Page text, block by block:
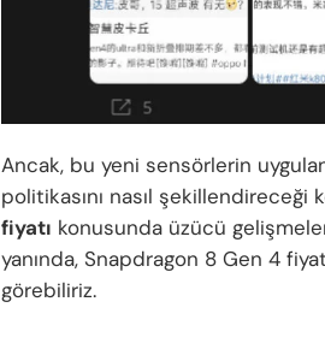
Ancak, bu yeni sensörlerin
politikasını nasıl şekillendireceği
fiyatı konusunda üzücü
yanında, Snapdragon 8 Gen 4
görebiliriz.